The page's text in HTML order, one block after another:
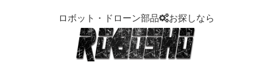
ロボット・ドローン部品 お探しなら